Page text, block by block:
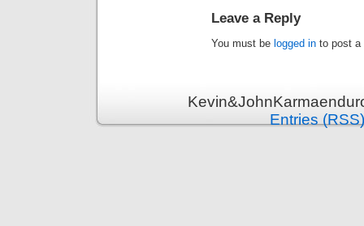
Leave a Reply
You must be logged in to post a
Entries (RSS)